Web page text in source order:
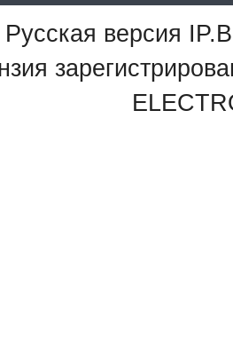
Русская версия